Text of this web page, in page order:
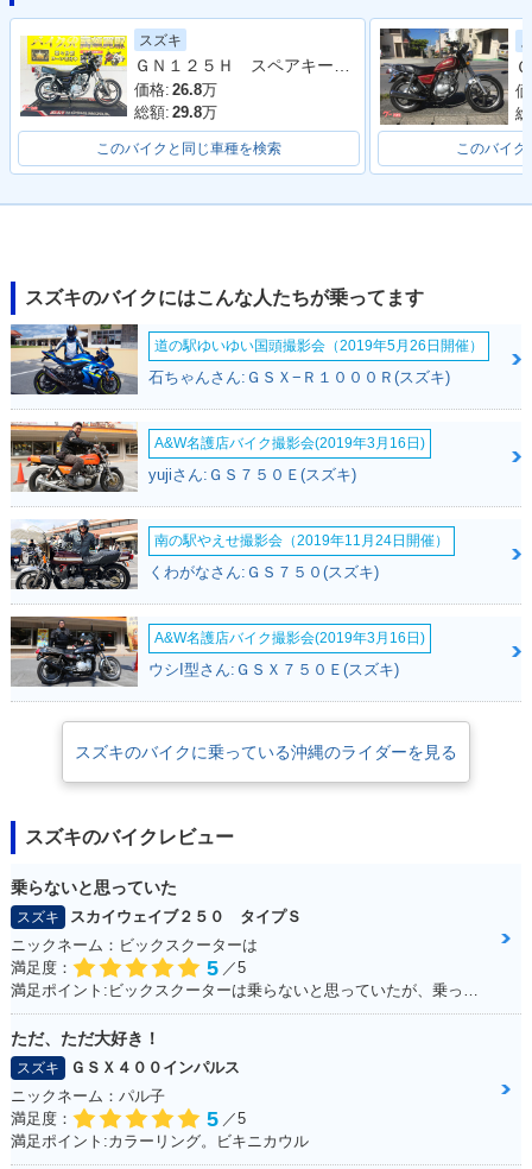
スズキ
価格: 26.8万
総額: 29.8万
このバイクと同じ車種を検索 このバイク
スズキのバイクにはこんな人たちが乗ってます
道の駅ゆいゆい国頭撮影会（2019年5月26日開催）
石ちゃんさん:ＧＳＸ−Ｒ１０００Ｒ(スズキ)
A&W名護店バイク撮影会(2019年3月16日)
yujiさん:ＧＳ７５０Ｅ(スズキ)
南の駅やえせ撮影会（2019年11月24日開催）
くわがなさん:ＧＳ７５０(スズキ)
A&W名護店バイク撮影会(2019年3月16日)
ウシI型さん:ＧＳＸ７５０Ｅ(スズキ)
スズキのバイクに乗っている沖縄のライダーを見る
スズキのバイクレビュー
乗らないと思っていた
スズキ
スカイウェイブ２５０ タイプＳ
ニックネーム：ビックスクーターは
満足度：
5 ／5
満足ポイント:ビックスクーターは乗らないと思っていたが、乗ってみると離れなれなくなった。 運転しやすい！メットイン大きい！走りのストレスもない！ 通勤・通学にぴったりで、とても良い足☆ カスタムパーツも多くて楽しい！結局楽しいオススメの一台になりました！
ただ、ただ大好き！
スズキ
ＧＳＸ４００インパルス
ニックネーム：パル子
満足度：
5 ／5
満足ポイント:カラーリング。ビキニカウル